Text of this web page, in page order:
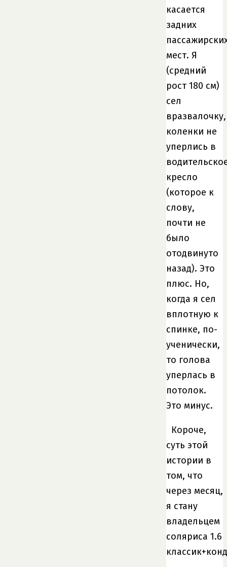
касается
задних
мест. Я
(средний
рост 180 см)
сел
вразвалочку,
коленки не
уперлись в
кресло
(которое к
слову,
почти не
было
отодвинуто
назад). Это
плюс. Но,
когда я сел
вплотную к
спинке, по-
ученически,
то голова
уперлась в
потолок.
Это минус.
Короче,
суть этой
истории в
том, что
через месяц,
я стану
владельцем
соляриса 1.6